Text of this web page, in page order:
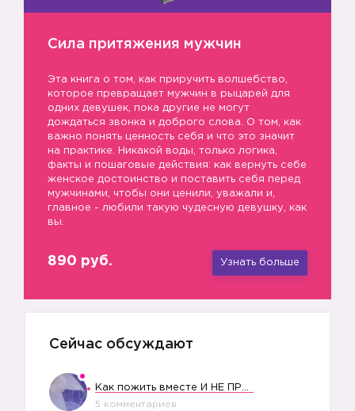
Сила притяжения мужчин
Эта книга о том, как приручить волшебство,
которое превращает мужчин в рыцарей для
одних девушек, пока другие не могут
дождаться звонка и доброго слова. О том, как
важно понять ценность себя и что это значит
на практике. Никакой воды, только логика,
факты и пошаговые действия: как вернуть себе
женское достоинство и поставить себя перед
мужчинами, чтобы они ценили, уважали и,
главное - любили такую чудесную девушку, как
вы.
890 руб. Узнать больше
Сейчас обсуждают
5 комментариев